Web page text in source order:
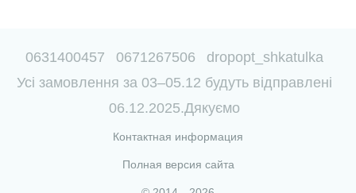
0631400457 0671267506
dropopt_shkatulka
Усі замовлення за 03–05.12 будуть відправлені
06.12.2025.Дякуємо
Контактная информация
Полная версия сайта